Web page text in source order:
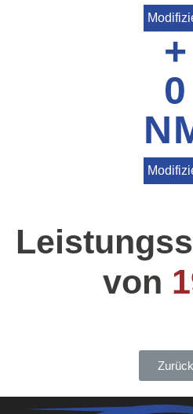
+
0
von
Zurück